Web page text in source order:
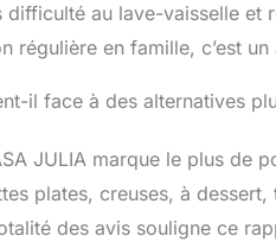
au lave-vaisselle et
régulière en famille, c’est
il face à des alternatives
JULIA marque le plus de
plates, creuses, à
des avis souligne ce